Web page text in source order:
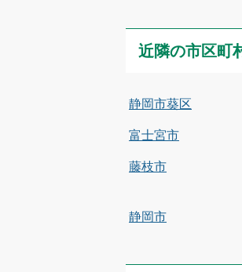
近隣の市区町
静岡市葵区
富士宮市
藤枝市
静岡市